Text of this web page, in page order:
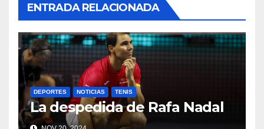
ENTRADA RELACIONADA
DEPORTES NOTICIAS TENIS
La despedida de Rafa Nadal